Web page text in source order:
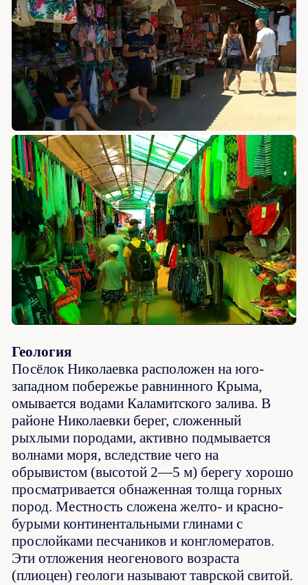
Геология
Посёлок Николаевка расположен на юго-
западном побережье равнинного Крыма,
омывается водами Каламитского залива. В
районе Николаевки берег, сложенный
рыхлыми породами, активно подмывается
волнами моря, вследствие чего на
обрывистом (высотой 2—5 м) берегу хорошо
просматривается обнаженная толща горных
пород. Местность сложена желто- и красно-
бурыми континентальными глинами с
прослойками песчаников и конгломератов.
Эти отложения неогенового возраста
(плиоцен) геологи называют таврской свитой.